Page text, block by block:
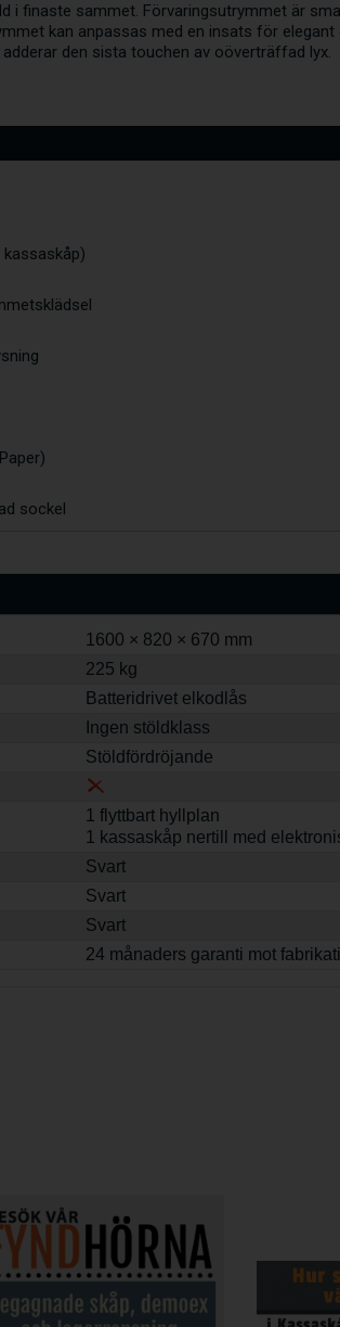
i finaste sammet. Förvaringsutrymmet är
kan anpassas med en insats för
den sista touchen av oöverträffad lyx.
kassaskåp)
sockel
1600 × 820 × 670 mm
225 kg
Batteridrivet elkodlås
Ingen stöldklass
Stöldfördröjande
1 flyttbart hyllplan
1 kassaskåp nertill med
Svart
Svart
Svart
24 månaders garanti mot